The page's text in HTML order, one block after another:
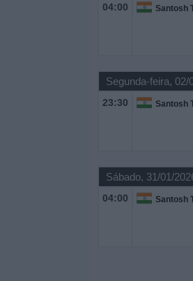
04:00 Santosh
Segunda-feira, 02/
23:30 Santosh
Sábado, 31/01/
04:00 Santosh